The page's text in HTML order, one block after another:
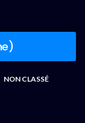
NON CLASSÉ